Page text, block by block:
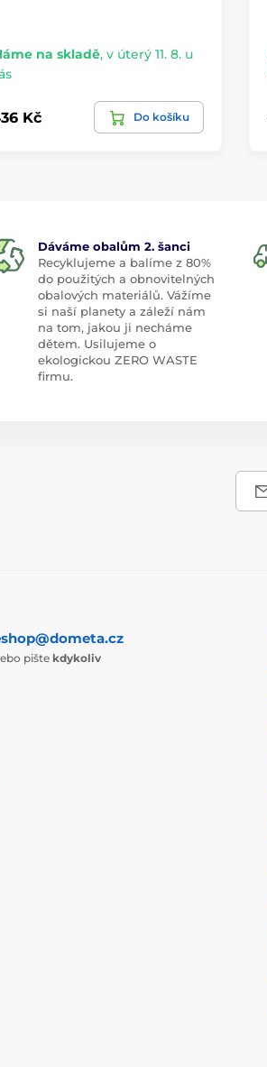
na skladě, v úterý 11. 8. u
Kč Do košíku
Dáváme obalům 2. šanci
Recyklujeme a balíme z 80%
do použitých a obnovitelných
obalových materiálů. Vážíme
si naší planety a záleží nám
na tom, jakou ji necháme
dětem. Usilujeme o
ekologickou ZERO WASTE
firmu.
pište kdykoliv